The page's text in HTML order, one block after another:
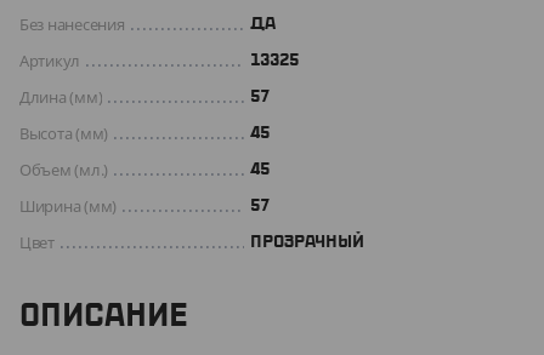
Без нанесения ДА
Артикул 13325
Длина (мм) 57
Высота (мм) 45
Объем (мл.) 45
Ширина (мм) 57
Цвет ПРОЗРАЧНЫЙ
ОПИСАНИЕ